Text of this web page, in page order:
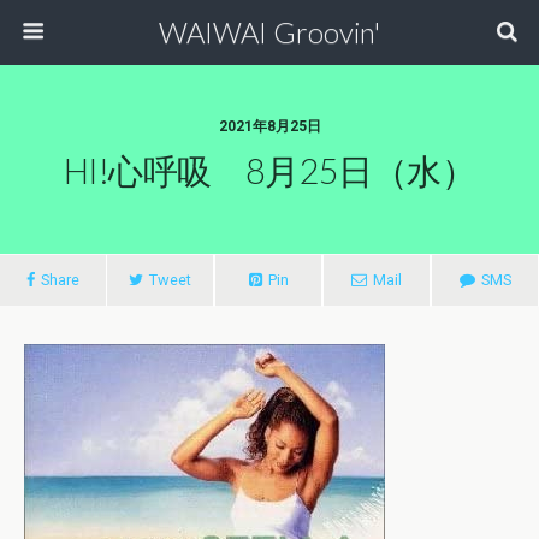
WAIWAI Groovin'
2021年8月25日
HI!心呼吸 8月25日（水）
Share Tweet Pin Mail SMS